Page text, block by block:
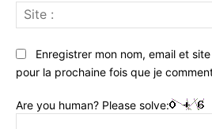
Enregistrer mon nom, email et
pour la prochaine fois que je
Are you human? Please solve: